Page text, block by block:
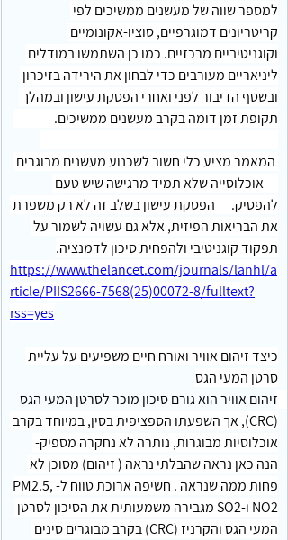
למספר שווה של מעשנים ממשיכים לפי
קריטריונים דמוגרפיים, סוציו-אקונומיים
וקוגניטיביים מרכזיים. כמו כן השתמשו במודלים
ליניאריים מעורבים כדי לבחון את הירידה בזיכרון
ובשטף הדיבור לפני ואחרי הפסקת עישון ובמהלך
תקופת זמן דומה בקרב מעשנים ממשיכים.
המאמר מציע כלי חשוב לשכנוע מעשנים מבוגרים
— אוכלוסייה שלא תמיד מרגישה שיש טעם
להפסיק.      הפסקת עישון בשלב זה לא רק משפרת
את הבריאות הפיזית, אלא גם עשויה לשמור על
תפקוד קוגניטיבי ולהפחית סיכון לדמנציה.
https://www.thelancet.com/journals/lanhl/a
rticle/PIIS2666-7568(25)00072-8/fulltext?
rss=yes
כיצד זיהום אוויר ואורח חיים משפיעים על עליית
סרטן המעי הגס
זיהום אוויר הוא גורם סיכון מוכר לסרטן המעי הגס
(CRC), אך השפעתו הספציפית בסין, במיוחד בקרב
אוכלוסיות מבוגרות, נותרה לא נחקרה מספיק-
הנה כאן נראה שהבלתי נראה ( זיהום) מסוכן לא
פחות ממה שנראה . חשיפה ארוכת טווח ל-PM2.5,
NO2 ו-SO2 מגבירה משמעותית את הסיכון לסרטן
המעי הגס והקרניז (CRC) בקרב מבוגרים סינים